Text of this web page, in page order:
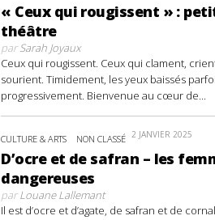
« Ceux qui rougissent » :
théâtre
parSarah Joyaux
Ceux qui rougissent. Ceux qui clament,
sourient. Timidement, les yeux baissés
progressivement. Bienvenue au cœur de...
CULTURE & ARTS NON CLASSÉ 2 JANVIER 2025
D’ocre et de safran – les
dangereuses
parLouane Lallemant
Il est d’ocre et d’agate, de safran et de